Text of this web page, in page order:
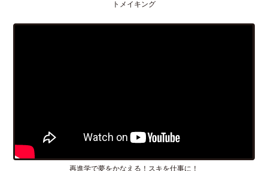
トメイキング
再進学で夢をかなえる！スキを仕事に！